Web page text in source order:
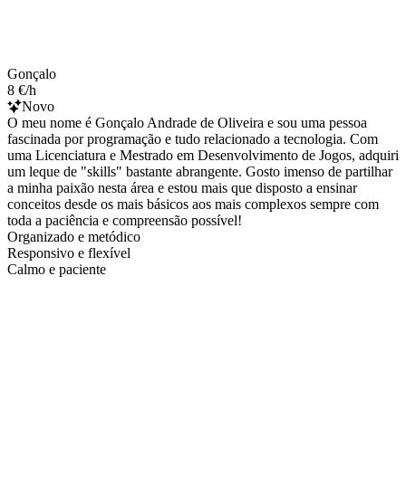
Gonçalo
8 €/h
Novo
O meu nome é Gonçalo Andrade de Oliveira e sou uma pessoa
fascinada por programação e tudo relacionado a tecnologia. Com
uma Licenciatura e Mestrado em Desenvolvimento de Jogos, adquiri
um leque de "skills" bastante abrangente. Gosto imenso de partilhar
a minha paixão nesta área e estou mais que disposto a ensinar
conceitos desde os mais básicos aos mais complexos sempre com
toda a paciência e compreensão possível!
Organizado e metódico
Responsivo e flexível
Calmo e paciente